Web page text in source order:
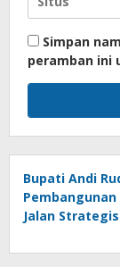
Simpan
peramban ini
Bupati Andi
Jalan